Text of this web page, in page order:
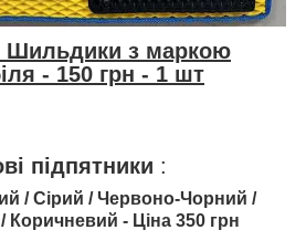
з маркою
- 150 грн - 1 шт
підпятники :
/ Сірий / Червоно-Чорний /
Коричневий - Ціна 350 грн